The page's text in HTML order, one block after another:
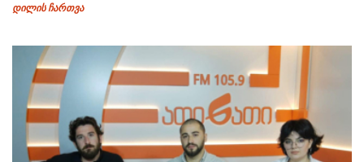
დილის ჩართვა